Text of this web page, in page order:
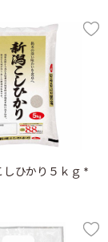
ひかり５ｋｇ *